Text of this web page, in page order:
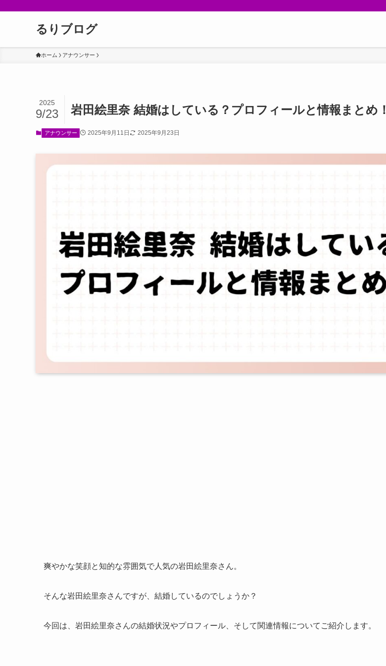
るりブログ
ホーム アナウンサー
岩田絵里奈 結婚はしている？プロフィールと情報まとめ！
2025
9/23
アナウンサー 2025年9月11日 2025年9月23日
爽やかな笑顔と知的な雰囲気で人気の岩田絵里奈さん。
そんな岩田絵里奈さんですが、結婚しているのでしょうか？
今回は、岩田絵里奈さんの結婚状況やプロフィール、そして関連情報についてご紹介します。